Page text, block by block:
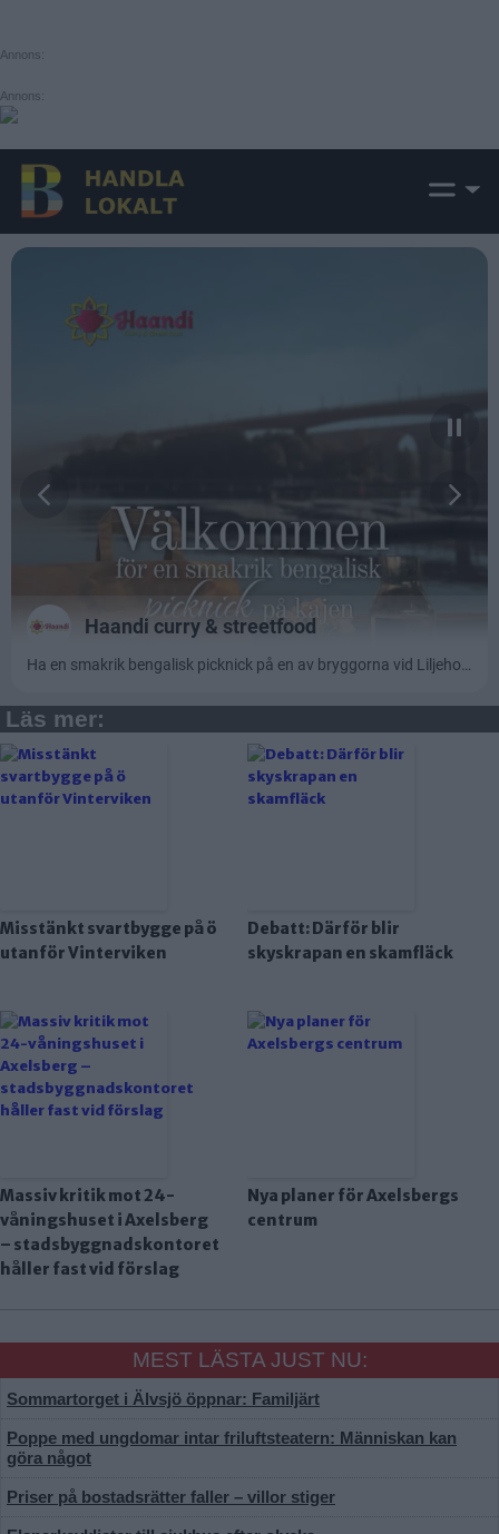
Annons:
Annons:
Läs mer:
Misstänkt svartbygge på ö
utanför Vinterviken
Debatt: Därför blir
skyskrapan en skamfläck
Massiv kritik mot 24-
våningshuset i Axelsberg
– stadsbyggnadskontoret
håller fast vid förslag
Nya planer för Axelsbergs
centrum
MEST LÄSTA JUST NU:
Sommartorget i Älvsjö öppnar: Familjärt
Poppe med ungdomar intar friluftsteatern: Människan kan
göra något
Priser på bostadsrätter faller – villor stiger